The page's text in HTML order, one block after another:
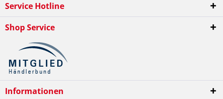
Service Hotline
Shop Service
Informationen